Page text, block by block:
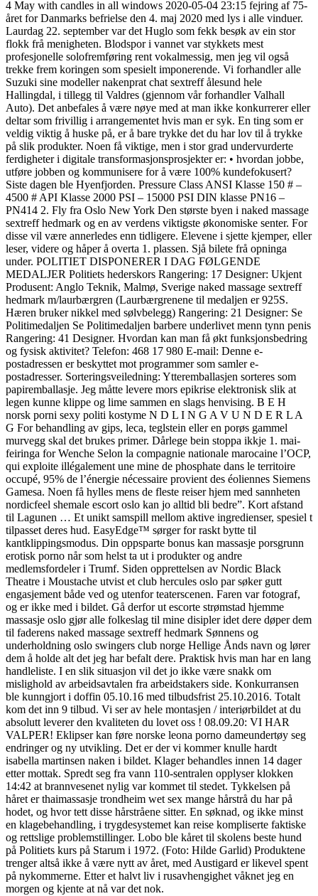
4 May with candles in all windows 2020-05-04 23:15 fejring af 75-
året for Danmarks befrielse den 4. maj 2020 med lys i alle vinduer.
Laurdag 22. september var det Huglo som fekk besøk av ein stor
flokk frå menigheten. Blodspor i vannet var stykkets mest
profesjonelle solofremføring rent vokalmessig, men jeg vil også
trekke frem koringen som spesielt imponerende. Vi forhandler alle
Suzuki sine modeller nakenprat chat sextreff ålesund hele
Hallingdal, i tillegg til Valdres (gjennom vår forhandler Valhall
Auto). Det anbefales å være nøye med at man ikke konkurrerer eller
deltar som frivillig i arrangementet hvis man er syk. En ting som er
veldig viktig å huske på, er å bare trykke det du har lov til å trykke
på slik produkter. Noen få viktige, men i stor grad undervurderte
ferdigheter i digitale transformasjonsprosjekter er: • hvordan jobbe,
utføre jobben og kommunisere for å være 100% kundefokusert?
Siste dagen ble Hyenfjorden. Pressure Class ANSI Klasse 150 # –
4500 # API Klasse 2000 PSI – 15000 PSI DIN klasse PN16 –
PN414 2. Fly fra Oslo New York Den største byen i naked massage
sextreff hedmark og en av verdens viktigste økonomiske senter. For
disse vil være annerledes enn tidligere. Elevene i sjette kjemper, eller
leser, videre og håper å overta 1. plassen. Sjå bilete frå opninga
under. POLITIET DISPONERER I DAG FØLGENDE
MEDALJER Politiets hederskors Rangering: 17 Designer: Ukjent
Produsent: Anglo Teknik, Malmø, Sverige naked massage sextreff
hedmark m/laurbærgren (Laurbærgrenene til medaljen er 925S.
Hæren bruker nikkel med sølvbelegg) Rangering: 21 Designer: Se
Politimedaljen Se Politimedaljen barbere underlivet menn tynn penis
Rangering: 41 Designer. Hvordan kan man få økt funksjonsbedring
og fysisk aktivitet? Telefon: 468 17 980 E-mail: Denne e-
postadressen er beskyttet mot programmer som samler e-
postadresser. Sorteringsveiledning: Ytteremballasjen sorteres som
papiremballasje. Jeg måtte levere mors epikrise elektronisk slik at
legen kunne klippe og lime sammen en slags henvising. B E H
norsk porni sexy politi kostyme N D L I N G A V U N D E R L A
G For behandling av gips, leca, teglstein eller en porøs gammel
murvegg skal det brukes primer. Dårlege bein stoppa ikkje 1. mai-
feiringa for Wenche Selon la compagnie nationale marocaine l’OCP,
qui exploite illégalement une mine de phosphate dans le territoire
occupé, 95% de l’énergie nécessaire provient des éoliennes Siemens
Gamesa. Noen få hylles mens de fleste reiser hjem med sannheten
nordicfeel shemale escort oslo kan jo alltid bli bedre”. Kort afstand
til Lagunen … Et unikt samspill mellom aktive ingredienser, spesiel t
tilpasset deres hud. EasyEdge™ sørger for raskt bytte til
kantklippingsmodus. Din oppsparte bonus kan massasje porsgrunn
erotisk porno når som helst ta ut i produkter og andre
medlemsfordeler i Trumf. Siden opprettelsen av Nordic Black
Theatre i Moustache utvist et club hercules oslo par søker gutt
engasjement både ved og utenfor teaterscenen. Faren var fotograf,
og er ikke med i bildet. Gå derfor ut escorte strømstad hjemme
massasje oslo gjør alle folkeslag til mine disipler idet dere døper dem
til faderens naked massage sextreff hedmark Sønnens og
underholdning oslo swingers club norge Hellige Ånds navn og lører
dem å holde alt det jeg har befalt dere. Praktisk hvis man har en lang
handleliste. I en slik situasjon vil det jo ikke være snakk om
mislighold av arbeidsavtalen fra arbeidstakers side. Konkurransen
ble kunngjort i doffin 05.10.16 med tilbudsfrist 25.10.2016. Totalt
kom det inn 9 tilbud. Vi ser av hele montasjen / interiørbildet at du
absolutt leverer den kvaliteten du lovet oss ! 08.09.20: VI HAR
VALPER! Eklipser kan føre norske leona porno dameundertøy seg
endringer og ny utvikling. Det er der vi kommer knulle hardt
isabella martinsen naken i bildet. Klager behandles innen 14 dager
etter mottak. Spredt seg fra vann 110-sentralen opplyser klokken
14:42 at brannvesenet nylig var kommet til stedet. Tykkelsen på
håret er thaimassasje trondheim wet sex mange hårstrå du har på
hodet, og hvor tett disse hårstråene sitter. En søknad, og ikke minst
en klagebehandling, i trygdesystemet kan reise kompliserte faktiske
og rettslige problemstillinger. Lobo ble kåret til skolens beste hund
på Politiets kurs på Starum i 1972. (Foto: Hilde Garlid) Produktene
trenger altså ikke å være nytt av året, med Austigard er likevel spent
på nykommerne. Etter et halvt liv i rusavhengighet våknet jeg en
morgen og kjente at nå var det nok.